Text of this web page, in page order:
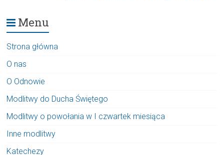
Menu
Strona główna
O nas
O Odnowie
Modlitwy do Ducha Świętego
Modlitwy o powołania w I czwartek miesiąca
Inne modlitwy
Katechezy